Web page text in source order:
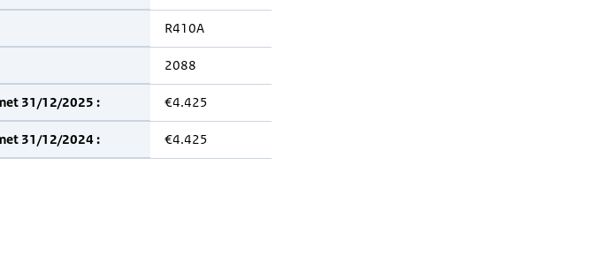
R410A
2088
31/12/2025 : €4.425
31/12/2024 : €4.425